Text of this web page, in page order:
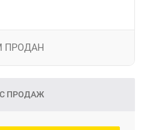
ПРОДАН
ПРОДАЖ